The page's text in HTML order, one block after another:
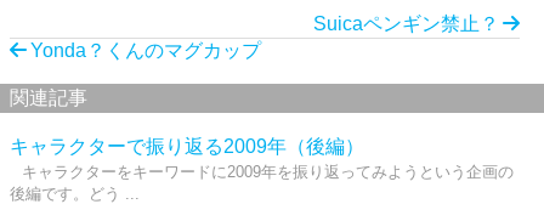
Suicaペンギン禁止？
Yonda？くんのマグカップ
関連記事
キャラクターで振り返る2009年（後編）
キャラクターをキーワードに2009年を振り返ってみようという企画の
後編です。どう ...